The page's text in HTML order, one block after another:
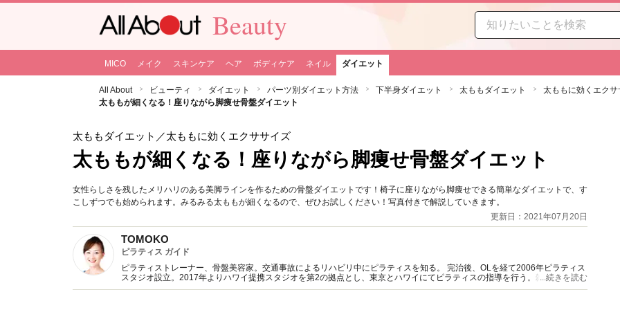
Beauty
MICO メイク スキンケア ヘア ボディケア ネイル ダイエット
All About ビューティ ダイエット パーツ別ダイエット方法 下半身ダイエット 太ももダイエット
太ももに効くエクサ
太ももが細くなる！座りながら脚痩せ骨盤ダイエット
太ももダイエット ／太ももに効くエクササイズ
太ももが細くなる！座りながら脚痩せ骨盤ダイエット
女性らしさを残したメリハリのある美脚ラインを作るための骨盤ダイエットです！椅子に座りながら脚痩せできる簡単なダイエットで、す
こしずつでも始められます。みるみる太ももが細くなるので、ぜひお試しください！写真付きで解説していきます。
更新日：2021年07月20日
TOMOKO
ピラティス ガイド
ピラティストレーナー、骨盤美容家。交通事故によるリハビリ中にピラティスを知る。 完治後、OLを経て2006年ピラティス
スタジオ設立。2017年よりハワイ提携スタジオを第2の拠点とし、東京とハワイにてピラティスの指導を行う。雑誌や書籍の
監修をはじめ、ラジオレギュラー、産婦人科医院での指導など多方面で活躍中。
...続きを読む